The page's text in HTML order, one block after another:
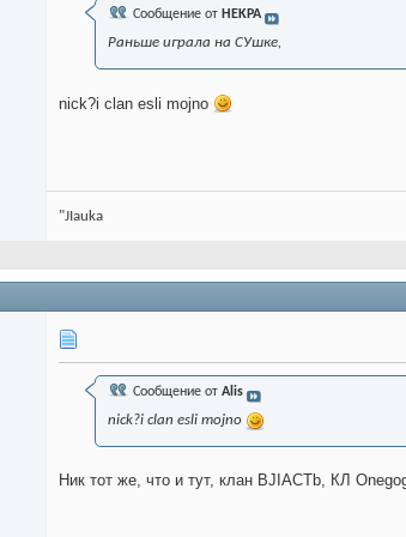
Сообщение от HEKPA
Раньше играла на СУшке,
nick?i clan esli mojno
"JIauka
Сообщение от Alis
nick?i clan esli mojno
Ник тот же, что и тут, клан BJIACTb, КЛ